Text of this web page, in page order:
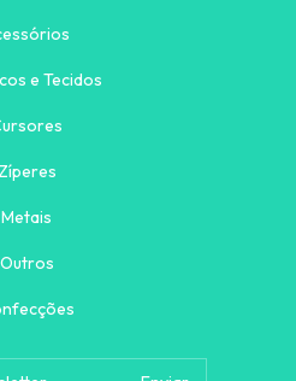
e Tecidos
Zíperes
Metais
Outros